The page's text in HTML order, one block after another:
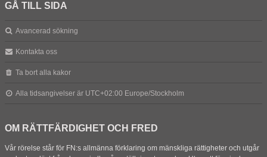
GÅ TILL SIDA
Avancerad sökning
Kontakta oss
Ta bort alla kakor
Alla tidsangivelser är UTC+02:00 Europe/Stockholm
OM RÄTTFÄRDIGHET OCH FRED
Vår rörelse står för FN:s allmänna förklaring om mänskliga rättigheter och utgår